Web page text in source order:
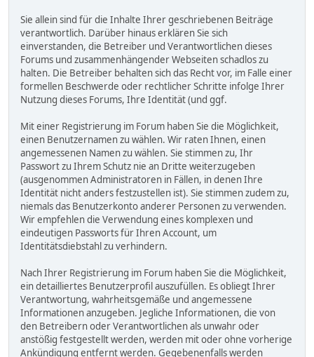
Sie allein sind für die Inhalte Ihrer geschriebenen Beiträge
verantwortlich. Darüber hinaus erklären Sie sich
einverstanden, die Betreiber und Verantwortlichen dieses
Forums und zusammenhängender Webseiten schadlos zu
halten. Die Betreiber behalten sich das Recht vor, im Falle einer
formellen Beschwerde oder rechtlicher Schritte infolge Ihrer
Nutzung dieses Forums, Ihre Identität (und ggf.
Mit einer Registrierung im Forum haben Sie die Möglichkeit,
einen Benutzernamen zu wählen. Wir raten Ihnen, einen
angemessenen Namen zu wählen. Sie stimmen zu, Ihr
Passwort zu Ihrem Schutz nie an Dritte weiterzugeben
(ausgenommen Administratoren in Fällen, in denen Ihre
Identität nicht anders festzustellen ist). Sie stimmen zudem zu,
niemals das Benutzerkonto anderer Personen zu verwenden.
Wir empfehlen die Verwendung eines komplexen und
eindeutigen Passworts für Ihren Account, um
Identitätsdiebstahl zu verhindern.
Nach Ihrer Registrierung im Forum haben Sie die Möglichkeit,
ein detailliertes Benutzerprofil auszufüllen. Es obliegt Ihrer
Verantwortung, wahrheitsgemäße und angemessene
Informationen anzugeben. Jegliche Informationen, die von
den Betreibern oder Verantwortlichen als unwahr oder
anstößig festgestellt werden, werden mit oder ohne vorherige
Ankündigung entfernt werden. Gegebenenfalls werden